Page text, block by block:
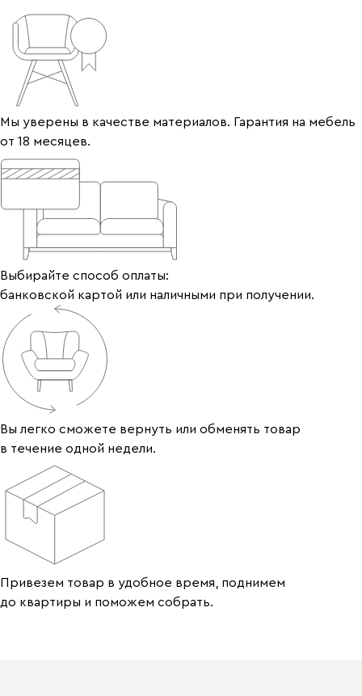
Мы уверены в качестве материалов. Гарантия на мебель
от 18 месяцев.
Выбирайте способ оплаты:
банковской картой или наличными при получении.
Вы легко сможете вернуть или обменять товар
в течение одной недели.
Привезем товар в удобное время, поднимем
до квартиры и поможем собрать.